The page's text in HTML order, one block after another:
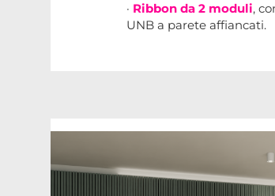
· Ribbon da 2 moduli,
UNB a parete affiancati.